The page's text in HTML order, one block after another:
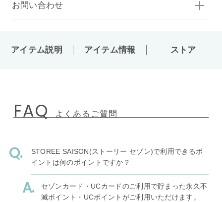
お問い合わせ
アイテム説明 アイテム情報 ストア
FAQ よくあるご質問
STOREE SAISON(ストーリー セゾン)で利用できるポ
イントは何のポイントですか？
セゾンカード・UCカードのご利用で貯まった永久不
滅ポイント・UCポイントがご利用いただけます。